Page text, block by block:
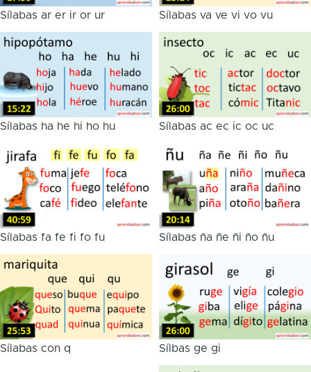
Sílabas ar er ir or ur Sílabas va ve vi vo vu
Sílabas ha he hi ho hu Sílabas ac ec ic oc uc
Sílabas fa fe fi fo fu Sílabas ña ñe ñi ño ñu
Sílabas con q Sílbas ge gi